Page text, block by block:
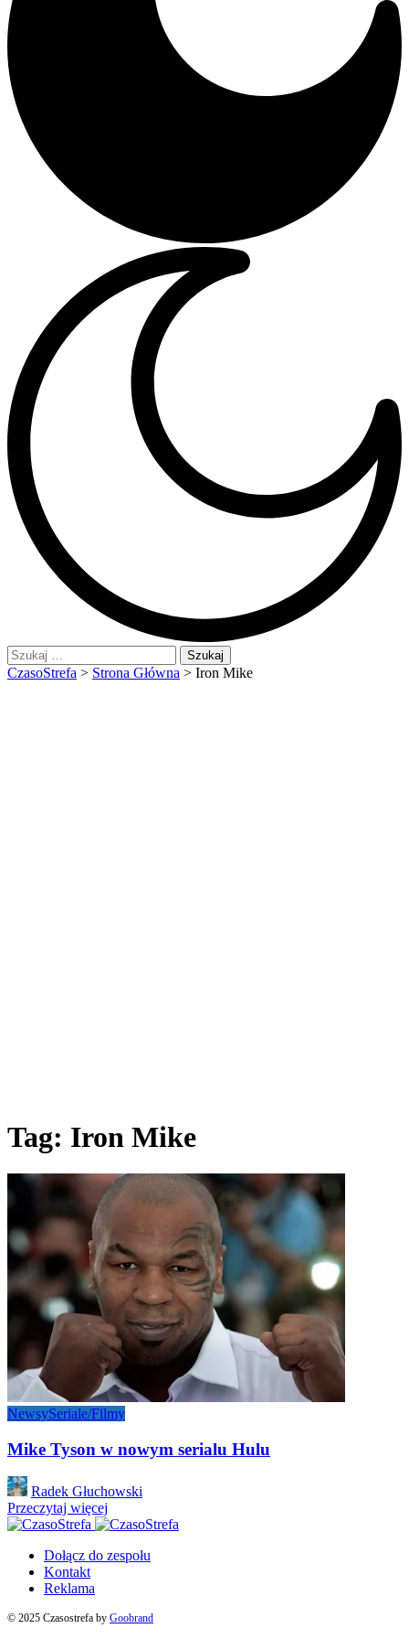
Szukaj:
CzasoStrefa > Strona Główna > Iron Mike
Tag: Iron Mike
NewsySeriale/Filmy
Mike Tyson w nowym serialu Hulu
Posted
by
Radek Głuchowski
Przeczytaj więcej
Dołącz do zespołu
Kontakt
Reklama
© 2025 Czasostrefa by Goobrand